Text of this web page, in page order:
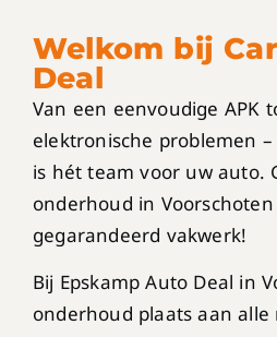
Welkom bij
Deal
Van een eenvoudige APK
elektronische problemen –
is hét team voor uw auto.
onderhoud in
gegarandeerd vakwerk!
Bij Epskamp Auto Deal in
onderhoud plaats aan